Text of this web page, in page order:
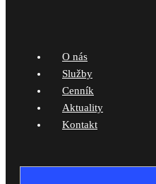
O nás
Služby
Cenník
Aktuality
Kontakt